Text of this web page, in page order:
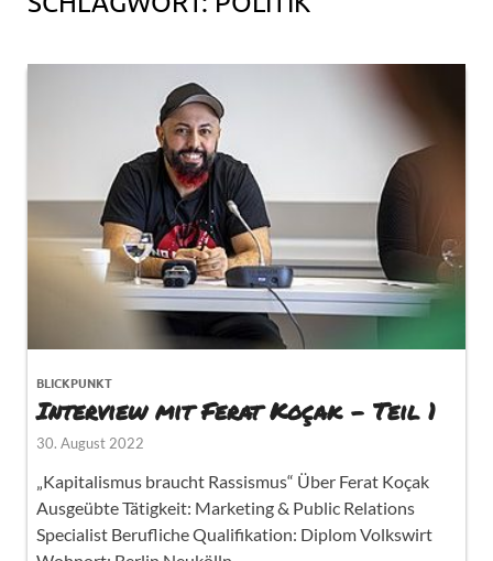
BLICKPUNKT
Interview mit Ferat Koçak – Teil 1
30. August 2022
„Kapitalismus braucht Rassismus“ Über Ferat Koçak
Ausgeübte Tätigkeit: Marketing & Public Relations
Specialist Berufliche Qualifikation: Diplom Volkswirt